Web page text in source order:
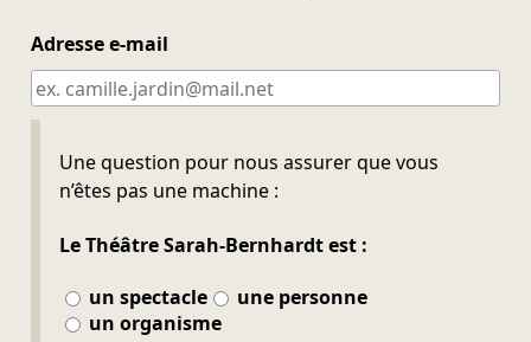
Adresse e-mail
Une question pour nous assurer que vous
n’êtes pas une machine :
Le Théâtre Sarah-Bernhardt est :
un spectacle
une personne
un organisme
Ne pas remplir